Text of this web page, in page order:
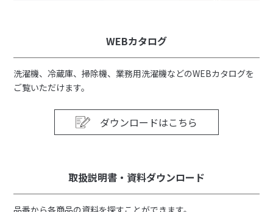
WEBカタログ
洗濯機、冷蔵庫、掃除機、業務用洗濯機などのWEBカタログを
ご覧いただけます。
ダウンロードはこちら
取扱説明書・資料ダウンロード
品番から各商品の資料を探すことができます。